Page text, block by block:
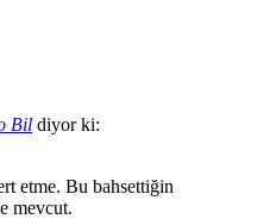
Bil diyor ki:
etme. Bu bahsettiğin
mevcut.